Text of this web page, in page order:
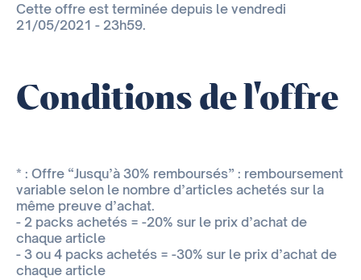
Cette offre est terminée depuis le vendredi
21/05/2021 - 23h59.
Conditions de l'offre
* : Offre “Jusqu’à 30% remboursés” : remboursement
variable selon le nombre d’articles achetés sur la
même preuve d’achat.
- 2 packs achetés = -20% sur le prix d’achat de
chaque article
- 3 ou 4 packs achetés = -30% sur le prix d’achat de
chaque article